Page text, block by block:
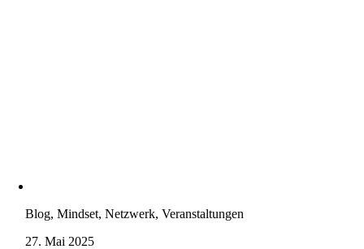
Blog, Mindset, Netzwerk, Veranstaltungen
27. Mai 2025